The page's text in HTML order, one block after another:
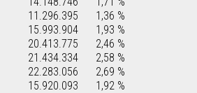
11.296.395 1,36 %
15.993.904 1,93 %
20.413.775 2,46 %
21.434.334 2,58 %
22.283.056 2,69 %
15.920.093 1,92 %